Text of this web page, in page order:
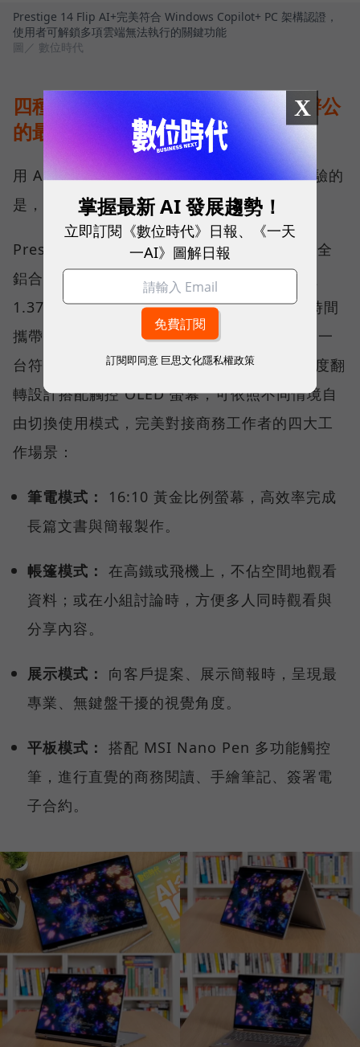
Prestige 14 Flip AI+完美符合 Windows Copilot+ PC 架構認證，
使用者可解鎖多項雲端無法執行的關鍵功能
圖／ 數位時代
四種模式自由切換，完美補足行動辦公
的最後一哩路
用 AI 提升效率只是第一步，真正影響使用體驗的
是，筆電與人互動的每一個細節。
Prestige 14 Flip AI+ 採用全新的精工設計，全
鋁合金打造的纖薄機身搭配弧形圓角，重量僅
1.37 公斤，不僅兼具質感與耐用性，更讓長時間
攜帶變得更加舒適。值得特別一提的是，它是一
台符合行動工作需求的 2 in 1 AI 筆電，360 度翻
轉設計搭配觸控 OLED 螢幕，可依照不同情境自
由切換使用模式，完美對接商務工作者的四大工
作場景：
筆電模式：
16:10 黃金比例螢幕，高效率完成
長篇文書與簡報製作。
帳篷模式： 在高鐵或飛機上，不佔空間地觀看
資料；或在小組討論時，方便多人同時觀看與
分享內容。
展示模式：
向客戶提案、展示簡報時，呈現最
專業、無鍵盤干擾的視覺角度。
平板模式： 搭配 MSI Nano Pen 多功能觸控
筆，進行直覺的商務閱讀、手繪筆記、簽署電
子合約。
X
掌握最新 AI 發展趨勢！
立即訂閱《數位時代》日報、《一天
一AI》圖解日報
訂閱即同意 巨思文化隱私權政策